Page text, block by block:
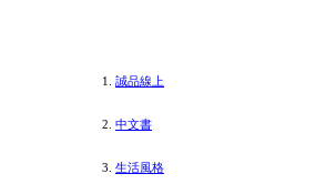
誠品線上
中文書
生活風格